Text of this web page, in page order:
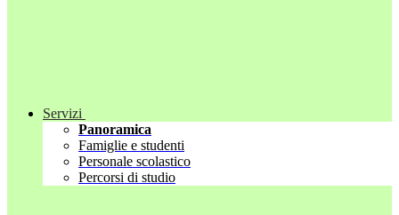
Servizi
Panoramica
Famiglie e studenti
Personale scolastico
Percorsi di studio